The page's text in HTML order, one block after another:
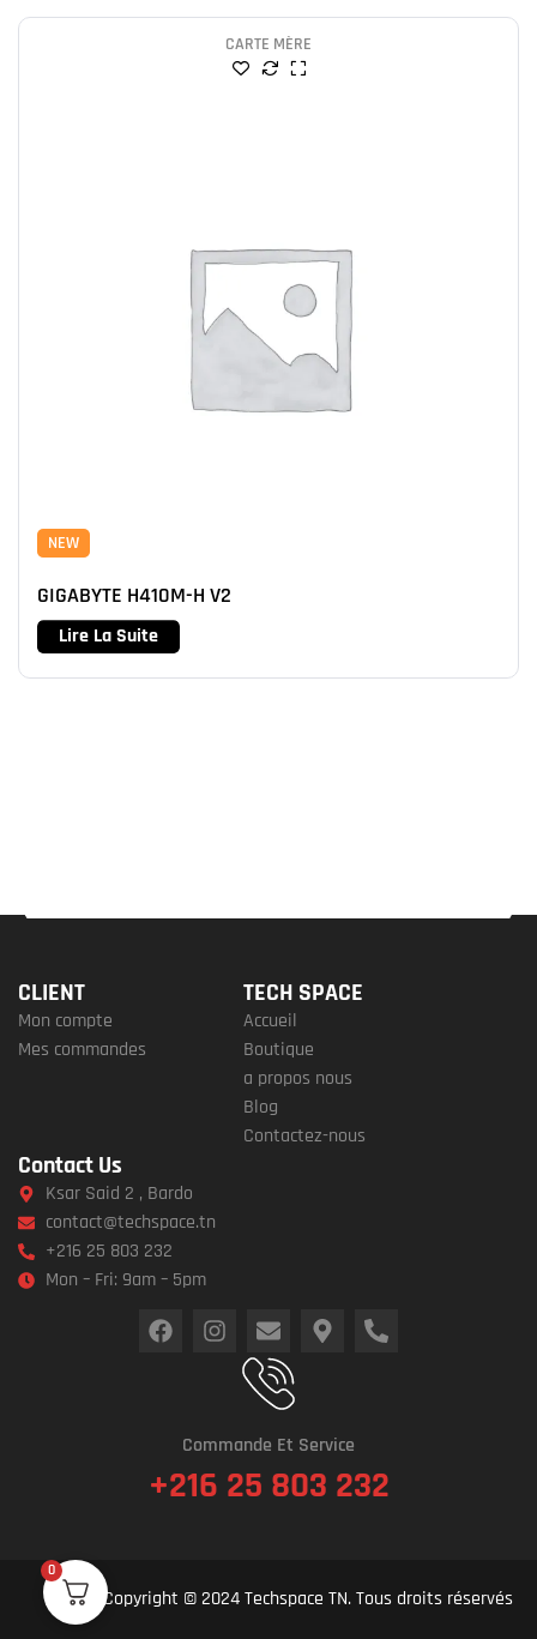
CARTE MÈRE
NEW
GIGABYTE H410M-H V2
Lire La Suite
0
CLIENT
Mon compte
Mes commandes
TECH SPACE
Accueil
Boutique
a propos nous
Blog
Contactez-nous
Contact Us
Ksar Said 2 , Bardo
contact@techspace.tn
+216 25 803 232
Mon – Fri: 9am – 5pm
Commande Et Service
+216 25 803 232
Copyright © 2024 Techspace TN. Tous droits réservés